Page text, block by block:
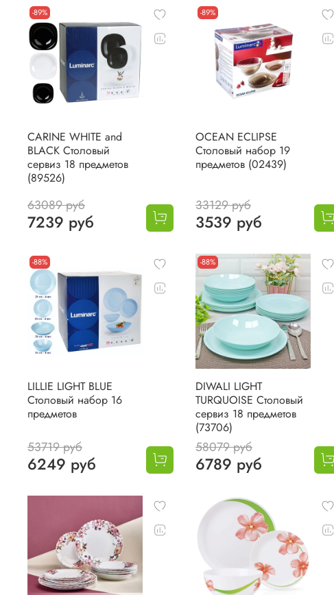
-89%
CARINE WHITE and
BLACK Столовый
сервиз 18 предметов
(89526)
63089 руб
7239 руб
-89%
OCEAN ECLIPSE
Столовый набор 19
предметов (02439)
33129 руб
3539 руб
-88%
LILLIE LIGHT BLUE
Столовый набор 16
предметов
53719 руб
6249 руб
-88%
DIWALI LIGHT
TURQUOISE Столовый
сервиз 18 предметов
(73706)
58079 руб
6789 руб